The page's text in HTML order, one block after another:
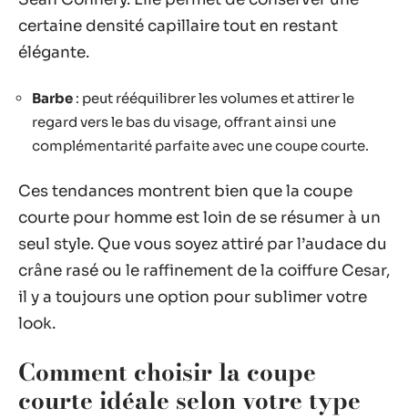
certaine densité capillaire tout en restant
élégante.
Barbe : peut rééquilibrer les volumes et attirer le
regard vers le bas du visage, offrant ainsi une
complémentarité parfaite avec une coupe courte.
Ces tendances montrent bien que la coupe
courte pour homme est loin de se résumer à un
seul style. Que vous soyez attiré par l’audace du
crâne rasé ou le raffinement de la coiffure Cesar,
il y a toujours une option pour sublimer votre
look.
Comment choisir la coupe
courte idéale selon votre type